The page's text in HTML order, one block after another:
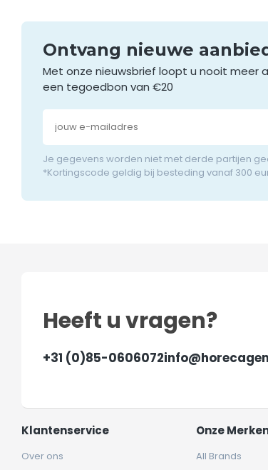
Ontvang nieuwe
Met onze nieuwsbrief loopt u nooit meer
een tegoedbon van €20
Je gegevens worden niet met derde partijen
*Kortingscode geldig bij besteding vanaf 300
Heeft u vragen?
+31 (0)85-0606072
Klantenservice
Over ons
Onze
All Brands